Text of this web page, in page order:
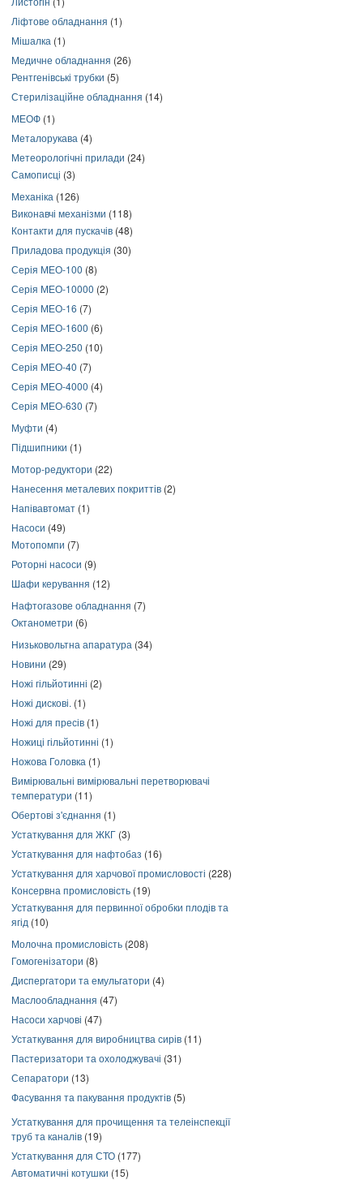
Ліфтове обладнання (1)
Мішалка (1)
Медичне обладнання (26)
Рентгенівські трубки (5)
Стерилізаційне обладнання (14)
МЕОФ (1)
Металорукава (4)
Метеорологічні прилади (24)
Самописці (3)
Механіка (126)
Виконавчі механізми (118)
Контакти для пускачів (48)
Приладова продукція (30)
Серія МЕО-100 (8)
Серія МЕО-10000 (2)
Серія МЕО-16 (7)
Серія МЕО-1600 (6)
Серія МЕО-250 (10)
Серія МЕО-40 (7)
Серія МЕО-4000 (4)
Серія МЕО-630 (7)
Муфти (4)
Підшипники (1)
Мотор-редуктори (22)
Нанесення металевих покриттів (2)
Напівавтомат (1)
Насоси (49)
Мотопомпи (7)
Роторні насоси (9)
Шафи керування (12)
Нафтогазове обладнання (7)
Октанометри (6)
Низьковольтна апаратура (34)
Новини (29)
Ножі гільйотинні (2)
Ножі дискові. (1)
Ножі для пресів (1)
Ножиці гільйотинні (1)
Ножова Головка (1)
Вимірювальні вимірювальні перетворювачі
температури (11)
Обертові з'єднання (1)
Устаткування для ЖКГ (3)
Устаткування для нафтобаз (16)
Устаткування для харчової промисловості (228)
Консервна промисловість (19)
Устаткування для первинної обробки плодів та
ягід (10)
Молочна промисловість (208)
Гомогенізатори (8)
Диспергатори та емульгатори (4)
Маслообладнання (47)
Насоси харчові (47)
Устаткування для виробництва сирів (11)
Пастеризатори та охолоджувачі (31)
Сепаратори (13)
Фасування та пакування продуктів (5)
Устаткування для прочищення та телеінспекції
труб та каналів (19)
Устаткування для СТО (177)
Автоматичні котушки (15)